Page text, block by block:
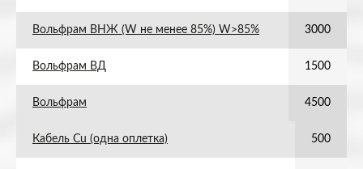
Вольфрам ВНЖ (W не менее 85%) W>85% 3000
Вольфрам ВД 1500
Вольфрам 4500
Кабель Cu (одна оплетка) 500